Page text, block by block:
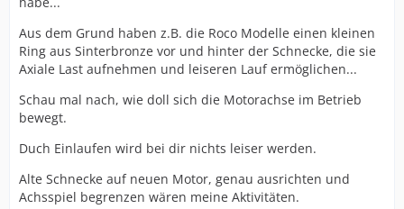
Aus dem Grund haben z.B. die Roco Modelle einen kleinen
Ring aus Sinterbronze vor und hinter der Schnecke, die sie
Axiale Last aufnehmen und leiseren Lauf ermöglichen...
Schau mal nach, wie doll sich die Motorachse im Betrieb
bewegt.
Duch Einlaufen wird bei dir nichts leiser werden.
Alte Schnecke auf neuen Motor, genau ausrichten und
Achsspiel begrenzen wären meine Aktivitäten.